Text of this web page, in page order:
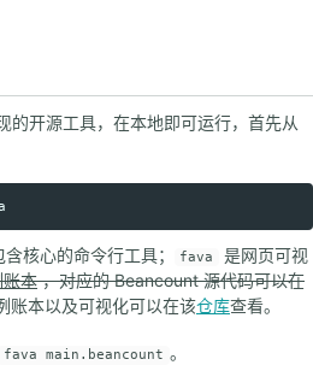
开源工具，在本地即可运行，首先从
核心的命令行工具； fava
是网页可视
本，对应的 Beancount 源代码可以在
账本以及可视化可以在该仓库查看。
fava main.beancount 。